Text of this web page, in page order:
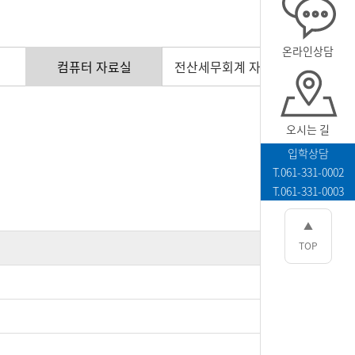
컴퓨터 자료실 전산세무회계 자료실
온라인상담
오시는 길
입학상담
T.061-331-0002
T.061-331-0003
▲
TOP